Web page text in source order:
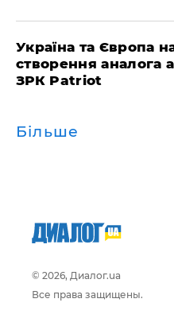
Україна та Європа
створення аналога
ЗРК Patriot
Більше
© 2026, Диалог.ua
Все права защищены.